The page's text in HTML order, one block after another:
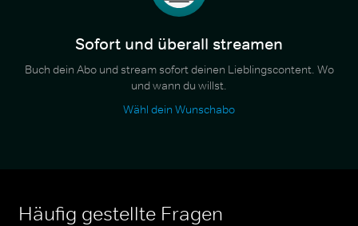
Sofort und überall streamen
Buch dein Abo und stream sofort deinen Lieblingscontent. Wo
und wann du willst.
Wähl dein Wunschabo
Häufig gestellte Fragen